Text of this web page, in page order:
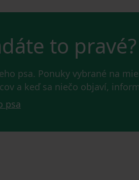
to pravé?
psa. Ponuky vybrané na
a keď sa niečo objaví,
psa